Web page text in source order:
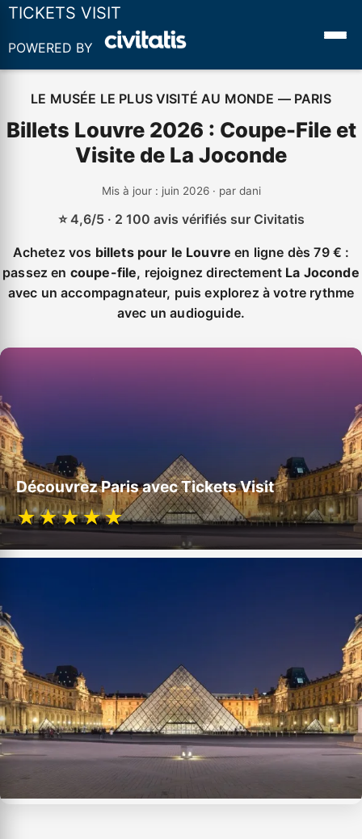
TICKETS VISIT
POWERED BY
LE MUSÉE LE PLUS VISITÉ AU MONDE — PARIS
Billets Louvre 2026 : Coupe-File et
Visite de La Joconde
Mis à jour : juin 2026 · par dani
⭐ 4,6/5 · 2 100 avis vérifiés sur Civitatis
Achetez vos billets pour le Louvre en ligne dès 79 € :
passez en coupe-file, rejoignez directement La Joconde
avec un accompagnateur, puis explorez à votre rythme
avec un audioguide.
Commons (CC BY-SA 4.0).
Découvrez Paris avec Tickets Visit
★★★★★